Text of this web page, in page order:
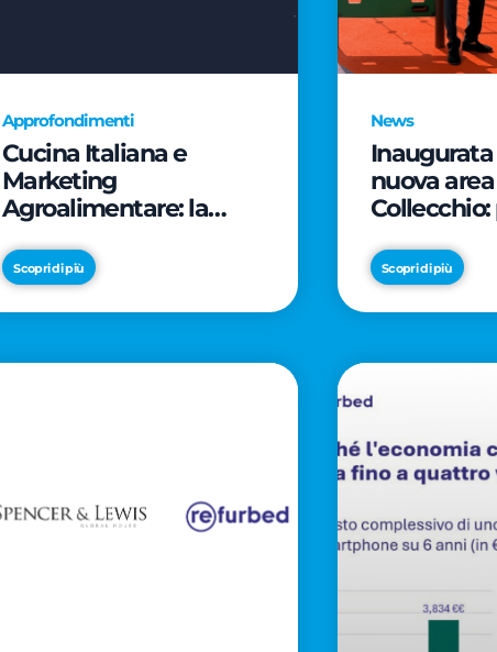
Approfondimenti
Cucina Italiana e
Marketing
Agroalimentare: la
milioni per trasformare
la tavola in asset
geopolitico
Scopri di più
News
nuova
spazi
Municipio
Scopri di più